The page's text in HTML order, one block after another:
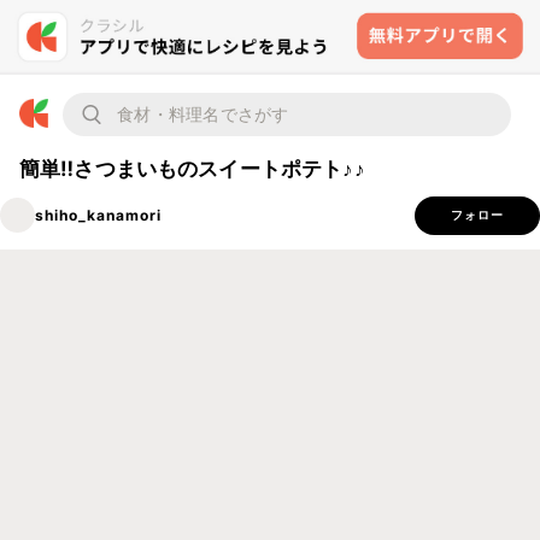
簡単‼️さつまいものスイートポテト♪♪
shiho_kanamori フォロー